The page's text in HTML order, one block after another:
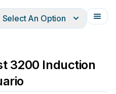
Français
Select An Option
3200 Induction